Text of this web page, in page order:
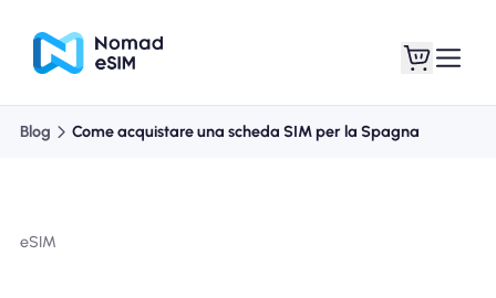
Blog Come acquistare una scheda SIM per la Spagna
eSIM